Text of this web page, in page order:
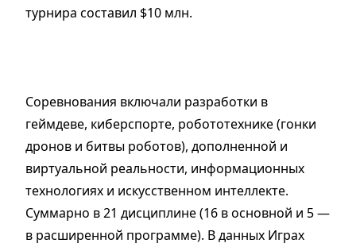
турнира составил $10 млн.
Соревнования включали разработки в
геймдеве, киберспорте, робототехнике (гонки
дронов и битвы роботов), дополненной и
виртуальной реальности, информационных
технологиях и искусственном интеллекте.
Суммарно в 21 дисциплине (16 в основной и 5 —
в расширенной программе). В данных Играх